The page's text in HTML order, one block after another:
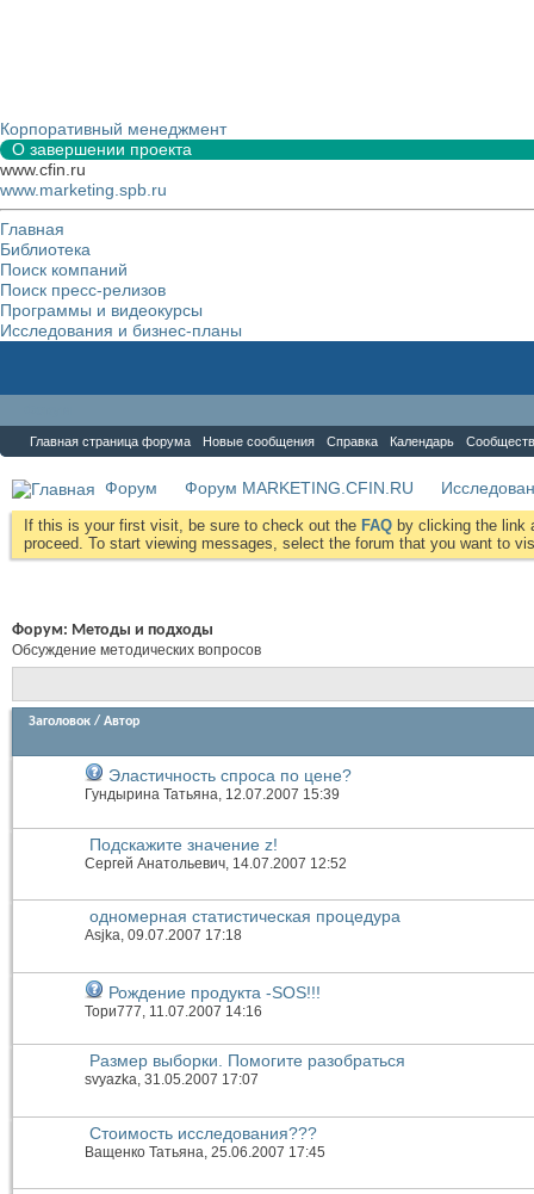
Корпоративный менеджмент
О завершении проекта
www.cfin.ru
www.marketing.spb.ru
Главная
Библиотека
Поиск компаний
Поиск пресс-релизов
Программы и видеокурсы
Исследования и бизнес-планы
Главная страница форума Новые сообщения Справка Календарь
Форум Форум MARKETING.CFIN.RU
If this is your first visit, be sure to check out the FAQ by clicking the link
proceed. To start viewing messages, select the forum that you want to
Форум: Методы и подходы
Обсуждение методических вопросов
Заголовок / Автор
Эластичность спроса по цене?
Гундырина Татьяна, 12.07.2007 15:39
Подскажите значение z!
Сергей Анатольевич, 14.07.2007 12:52
одномерная статистическая процедура
Asjka, 09.07.2007 17:18
Рождение продукта -SOS!!!
Тори777 , 11.07.2007 14:16
Размер выборки. Помогите разобраться
svyazka, 31.05.2007 17:07
Стоимость исследования???
Ващенко Татьяна , 25.06.2007 17:45